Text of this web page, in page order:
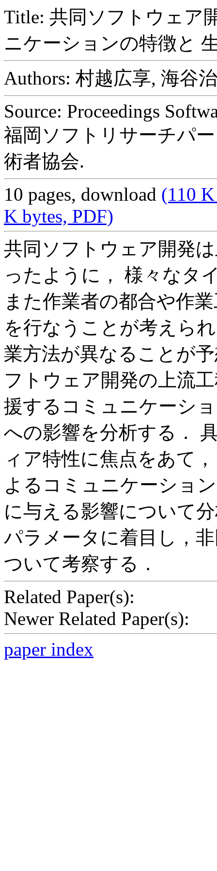
Title: 共同ソフトウェア
ニケーションの特徴と
Authors: 村越広享, 海谷
Source: Proceedings
福岡ソフトリサーチパ
術者協会.
10 pages, download (110
K bytes, PDF)
共同ソフトウェア開発
ったように， 様々なタ
また作業者の都合や作
を行なうことが考えら
業方法が異なることが
フトウェア開発の上流
援するコミュニケーシ
への影響を分析する．
ィア特性に焦点をあて
よるコミュニケーショ
に与える影響について
パラメータに着目し，
ついて考察する．
Related Paper(s):
Newer Related Paper(s):
paper index